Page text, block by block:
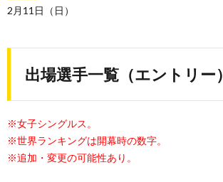
2月11日（日）
出場選手一覧（エントリー）
※女子シングルス。
※世界ランキングは開幕時の数字。
※追加・変更の可能性あり。